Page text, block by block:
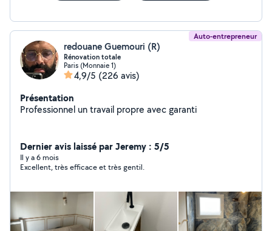
Auto-entrepreneur
redouane Guemouri (R)
Rénovation totale
Paris (Monnaie 1)
4,9/5 (226 avis)
Présentation
Professionnel un travail propre avec garanti
Dernier avis laissé par Jeremy : 5/5
Il y a 6 mois
Excellent, très efficace et très gentil.